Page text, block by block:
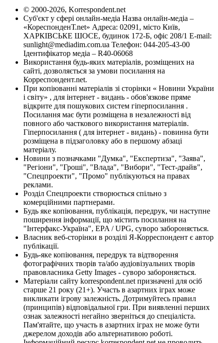
© 2000-2026, Korrespondent.net
Суб'єкт у сфері онлайн-медіа Назва онлайн-медіа –
«КореспонденТ.net» Адреса: 02091, місто Київ,
ХАРКІВСЬКЕ ШОСЕ, будинок 172-Б, офіс 208/1 E-mail:
sunlight@mediadim.com.ua Телефон: 044-205-43-00
Ідентифікатор медіа – R40-06068
Використання будь-яких матеріалів, розміщених на
сайті, дозволяється за умови посилання на
Корреспондент.net.
При копіюванні матеріалів зі сторінки « Новини України
і світу» , для інтернет - видань - обов'язкове пряме
відкрите для пошукових систем гіперпосилання .
Посилання має бути розміщена в незалежності від
повного або часткового використання матеріалів.
Гіперпосилання ( для інтернет - видань) - повинна бути
розміщена в підзаголовку або в першому абзаці
матеріалу.
Новини з позначками "Думка", "Експертиза", "Заява",
"Регіони", "Гроші", "Влада", "Вибори", "Тест-драйв",
"Спецпроекти", "Промо" публікуються на правах
реклами.
Розділ Спецпроекти створюється спільно з
комерційними партнерами.
Будь яке копіювання, публікація, передрук, чи наступне
поширення інформації, що містить посилання на
"Інтерфакс-Україна", EPA / UPG, суворо забороняється.
Власник веб-сторінки в розділі Я-Корреспондент є автор
публікації.
Будь-яке копіювання, передрук та відтворення
фотографічних творів та/або аудіовізуальних творів
правовласника Getty Images - суворо забороняється.
Матеріали сайту korrespondent.net призначені для осіб
старше 21 року (21+). Участь в азартних іграх може
викликати ігрову залежність. Дотримуйтесь правил
(принципів) відповідальної гри. При виявленні перших
ознак залежності негайно зверніться до спеціаліста.
Пам'ятайте, що участь в азартних іграх не може бути
джерелом доходів або альтернативою роботі.